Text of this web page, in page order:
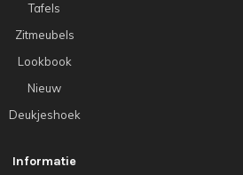
Tafels
Zitmeubels
Lookbook
Nieuw
Deukjeshoek
Informatie